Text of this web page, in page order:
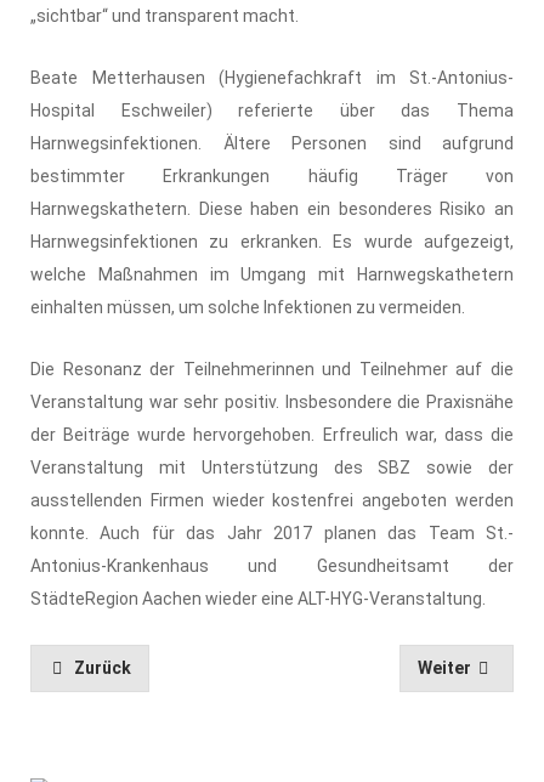
„sichtbar“ und transparent macht.
Beate Metterhausen (Hygienefachkraft im St.-Antonius-
Hospital Eschweiler) referierte über das Thema
Harnwegsinfektionen. Ältere Personen sind aufgrund
bestimmter Erkrankungen häufig Träger von
Harnwegskathetern. Diese haben ein besonderes Risiko an
Harnwegsinfektionen zu erkranken. Es wurde aufgezeigt,
welche Maßnahmen im Umgang mit Harnwegskathetern
einhalten müssen, um solche Infektionen zu vermeiden.
Die Resonanz der Teilnehmerinnen und Teilnehmer auf die
Veranstaltung war sehr positiv. Insbesondere die Praxisnähe
der Beiträge wurde hervorgehoben. Erfreulich war, dass die
Veranstaltung mit Unterstützung des SBZ sowie der
ausstellenden Firmen wieder kostenfrei angeboten werden
konnte. Auch für das Jahr 2017 planen das Team St.-
Antonius-Krankenhaus und Gesundheitsamt der
StädteRegion Aachen wieder eine ALT-HYG-Veranstaltung.
Zurück Weiter